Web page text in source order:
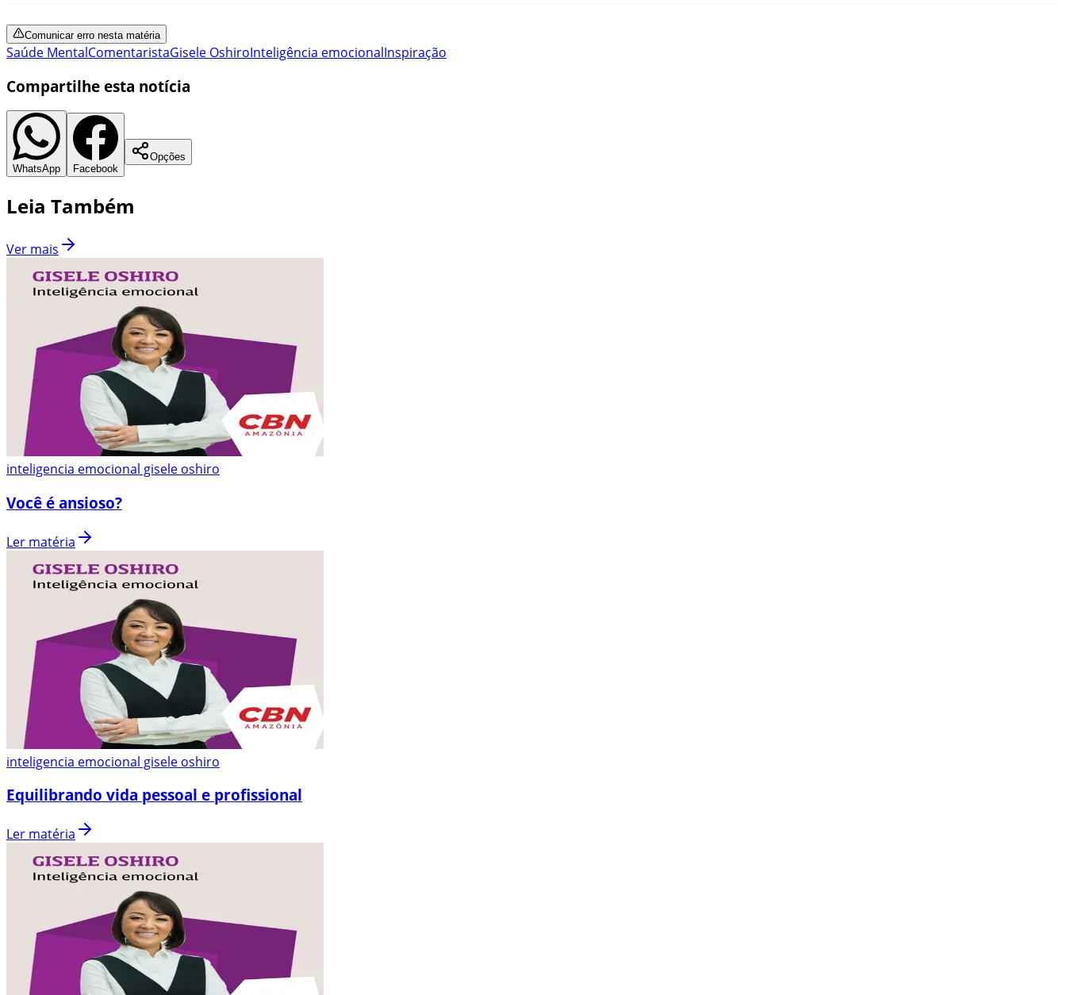
Comunicar erro nesta matéria
Saúde MentalComentaristaGisele OshiroInteligência emocionalInspiração
Compartilhe esta notícia
WhatsApp Facebook
Opções
Leia Também
Ver mais
inteligencia emocional gisele oshiro
Você é ansioso?
Ler matéria
inteligencia emocional gisele oshiro
Equilibrando vida pessoal e profissional
Ler matéria